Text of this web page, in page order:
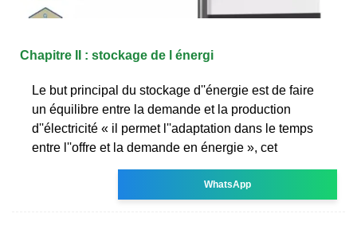
Chapitre II : stockage de l énergi
Le but principal du stockage d''énergie est de faire
un équilibre entre la demande et la production
d''électricité « il permet l''adaptation dans le temps
entre l''offre et la demande en énergie », cet
WhatsApp